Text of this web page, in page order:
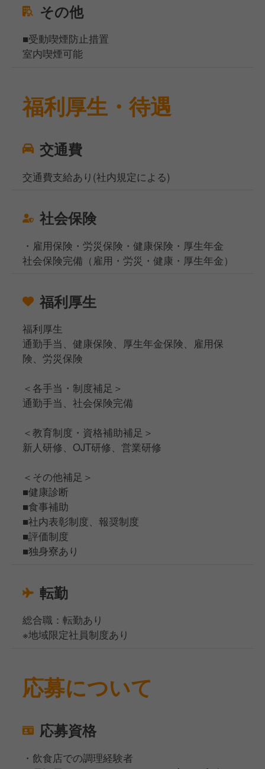
その他
■受動喫煙防止措置
室内喫煙可能
福利厚生・待遇
交通費
交通費支給あり(社内規定による)
社会保険
・雇用保険・労災保険・健康保険・厚生年金
社会保険完備（雇用・労災・健康・厚生年金）
福利厚生
福利厚生
通勤手当、健康保険、厚生年金保険、雇用保
険、労災保険
＜各手当・制度補足＞
通勤手当、社会保険完備
＜教育制度・資格補助補足＞
新人研修、OJT研修、営業研修
＜その他補足＞
■健康診断
■食事補助
■社内表彰制度、報奨制度
■評価制度
■独身寮あり
転勤
総合職：転勤あり
※地域限定社員制度あり
応募について
応募資格
・飲食店での調理経験者